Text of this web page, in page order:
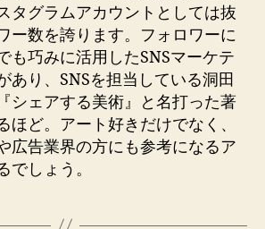
タグラムアカウントとしては抜
ー数を誇ります。フォロワーに
も巧みに活用したSNSマーケテ
あり、SNSを担当している洞田
シェアする美術』と名打った著
ほど。アート好きだけでなく、
広告業界の方にも参考になるア
でしょう。